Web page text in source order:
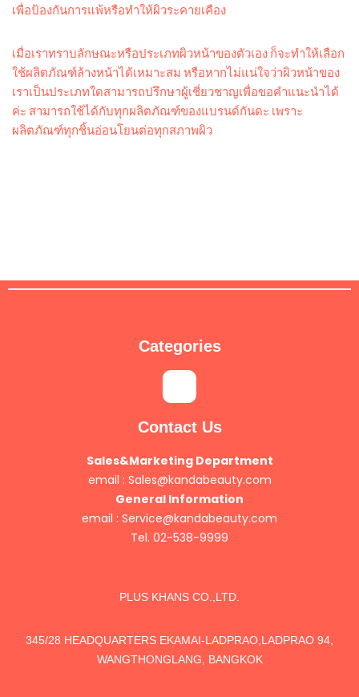
เพื่อป้องกันการแพ้หรือทำให้ผิวระคายเคือง
เมื่อเราทราบลักษณะหรือประเภทผิวหน้าของตัวเอง ก็จะทำให้เลือก
ใช้ผลิตภัณฑ์ล้างหน้าได้เหมาะสม หรือหากไม่แน่ใจว่าผิวหน้าของ
เราเป็นประเภทใดสามารถปรึกษาผู้เชี่ยวชาญเพื่อขอคำแนะนำได้
ค่ะ สามารถใช้ได้กับทุกผลิตภัณฑ์ของแบรนด์กันดะ เพราะ
ผลิตภัณฑ์ทุกชิ้นอ่อนโยนต่อทุกสภาพผิว
Categories
Contact Us
Sales&Marketing Department
email : Sales@kandabeauty.com
General Information
email : Service@kandabeauty.com
Tel. 02-538-9999
PLUS KHANS CO.,LTD.
345/28 HEADQUARTERS EKAMAI-LADPRAO,LADPRAO 94,
WANGTHONGLANG, BANGKOK